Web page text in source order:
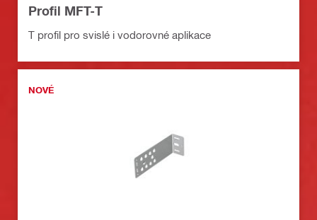
Profil MFT-T
T profil pro svislé i vodorovné aplikace
NOVÉ